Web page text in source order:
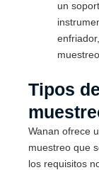
un
Tipos
Wanan ofrece
muestreo que
los requisitos